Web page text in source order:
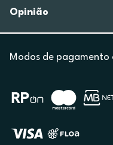
Opinião
Modos de pagamento